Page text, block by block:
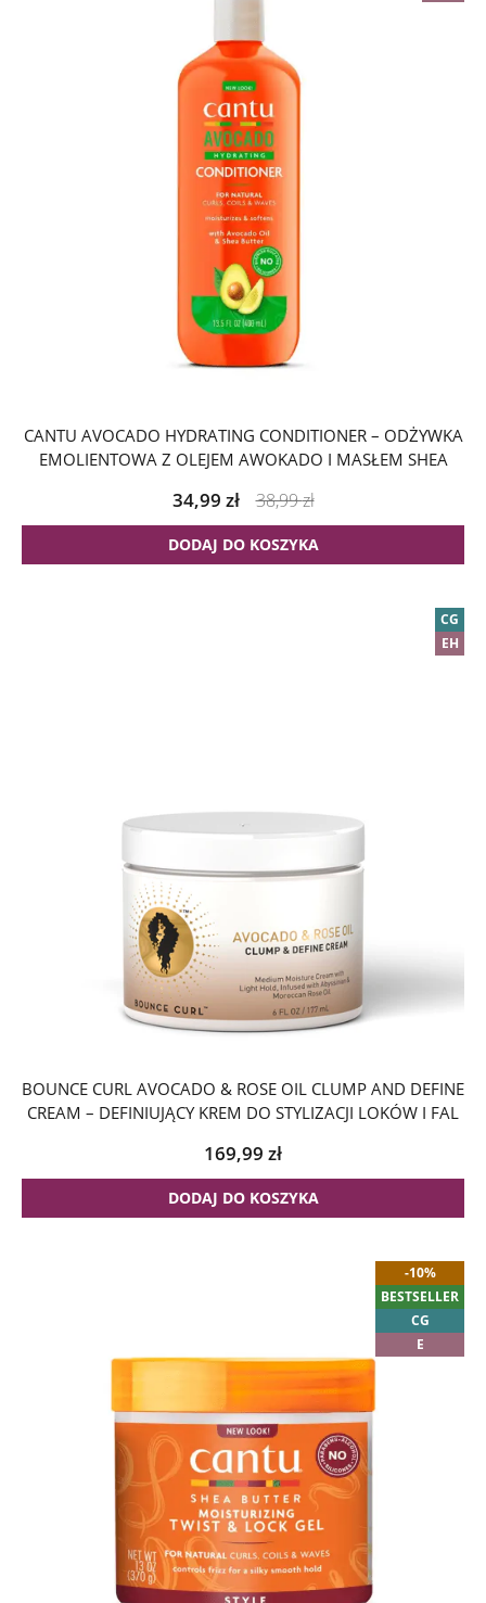
CANTU AVOCADO HYDRATING CONDITIONER – ODŻYWKA
EMOLIENTOWA Z OLEJEM AWOKADO I MASŁEM SHEA
34,99 zł 38,99zł
DODAJ DO KOSZYKA
CG
EH
BOUNCE CURL AVOCADO & ROSE OIL CLUMP AND DEFINE
CREAM – DEFINIUJĄCY KREM DO STYLIZACJI LOKÓW I FAL
169,99 zł
DODAJ DO KOSZYKA
-10%
BESTSELLER
CG
E